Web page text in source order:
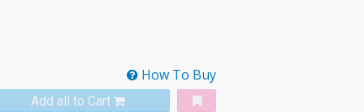
How To Buy
Add all to Cart